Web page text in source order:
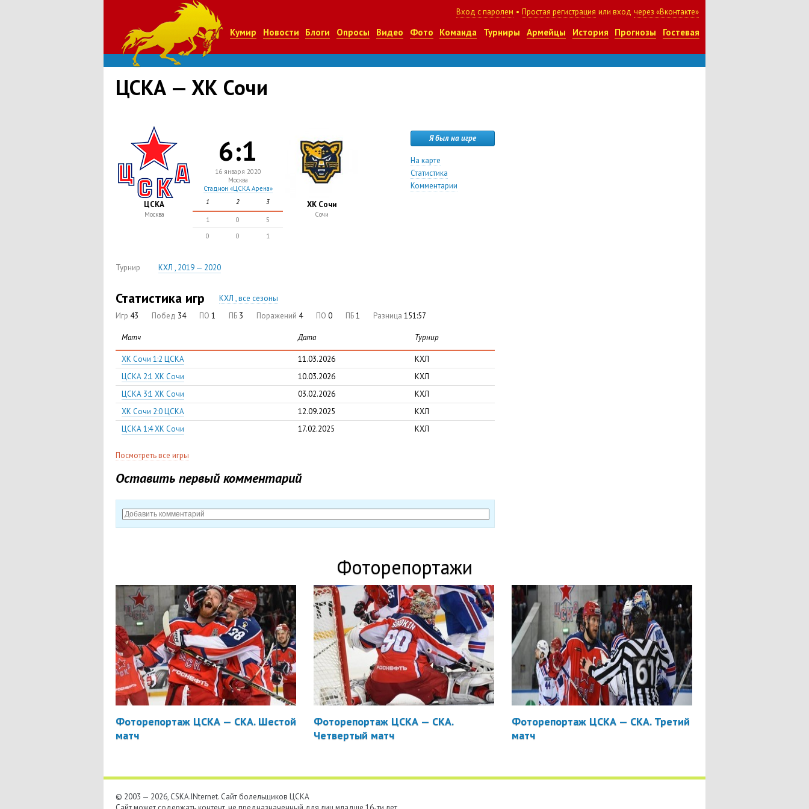
Вход с паролем • Простая регистрация или вход через «Вконтакте»
Кумир Новости Блоги Опросы Видео Фото Команда Турниры Армейцы История Прогнозы Гостевая
ЦСКА — ХК Сочи
ЦСКА
Москва
6:1
16 января 2020
Москва
Стадион «ЦСКА Арена»
1
2 3
1 0
5
0
0 1
ХК Сочи
Сочи
Турнир КХЛ , 2019 — 2020
Я был на игре
На карте
Статистика
Комментарии
Статистика игр
КХЛ , все сезоны
Игр 43 Побед 34 ПО 1 ПБ 3 Поражений 4 ПО 0 ПБ1 Разница 151:57
Матч Дата Турнир
ХК Сочи 1:2 ЦСКА 11.03.2026
КХЛ
ЦСКА 2:1 ХК Сочи
10.03.2026
КХЛ
ЦСКА 3:1 ХК Сочи
03.02.2026
КХЛ
ХК Сочи 2:0 ЦСКА
12.09.2025
КХЛ
ЦСКА 1:4 ХК Сочи
17.02.2025 КХЛ
Посмотреть все игры
Оставить первый комментарий
Фоторепортажи
Фоторепортаж ЦСКА — СКА. Шестой
матч
Фоторепортаж ЦСКА — СКА.
Четвертый матч
Фоторепортаж ЦСКА — СКА. Третий
матч
© 2003 — 2026, CSKA.INternet. Cайт болельщиков ЦСКА